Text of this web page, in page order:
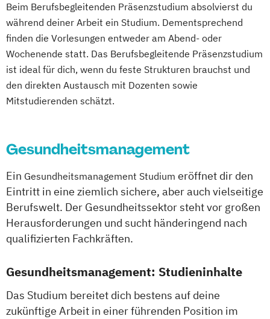
Teilstudiengang Ökotrophologie
Management in der
Gesundheitsversorgung
Manuelle Therapie Midwifery
Pflege
Pflegemanagement
Physiotherapie
Beim Berufsbegleitenden Präsenzstudium absolvierst du
während deiner Arbeit ein Studium. Dementsprechend
finden die Vorlesungen entweder am Abend- oder
Wochenende statt. Das Berufsbegleitende Präsenzstudium
ist ideal für dich, wenn du feste Strukturen brauchst und
den direkten Austausch mit Dozenten sowie
Mitstudierenden schätzt.
Gesundheitsmanagement
Ein Gesundheitsmanagement Studium eröffnet dir den
Eintritt in eine ziemlich sichere, aber auch vielseitige
Berufswelt. Der Gesundheitssektor steht vor großen
Herausforderungen und sucht händeringend nach
qualifizierten Fachkräften.
Gesundheitsmanagement: Studieninhalte
Das Studium bereitet dich bestens auf deine
zukünftige Arbeit in einer führenden Position im